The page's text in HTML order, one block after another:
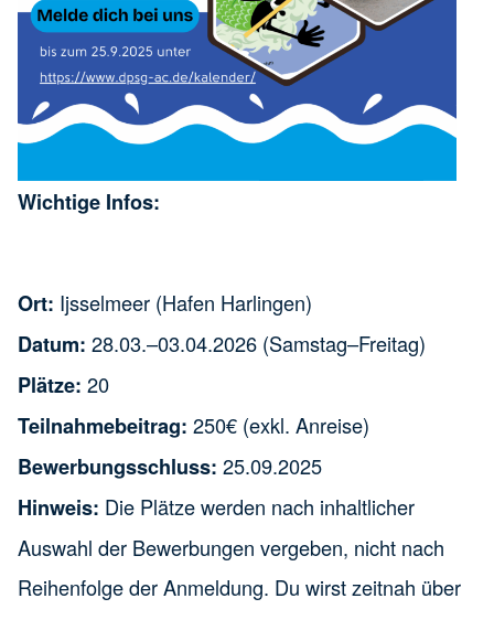
Wichtige Infos:
Ort: Ijsselmeer (Hafen Harlingen)
Datum: 28.03.–03.04.2026 (Samstag–Freitag)
Plätze: 20
Teilnahmebeitrag: 250€ (exkl. Anreise)
Bewerbungsschluss: 25.09.2025
Hinweis: Die Plätze werden nach inhaltlicher
Auswahl der Bewerbungen vergeben, nicht nach
Reihenfolge der Anmeldung. Du wirst zeitnah über